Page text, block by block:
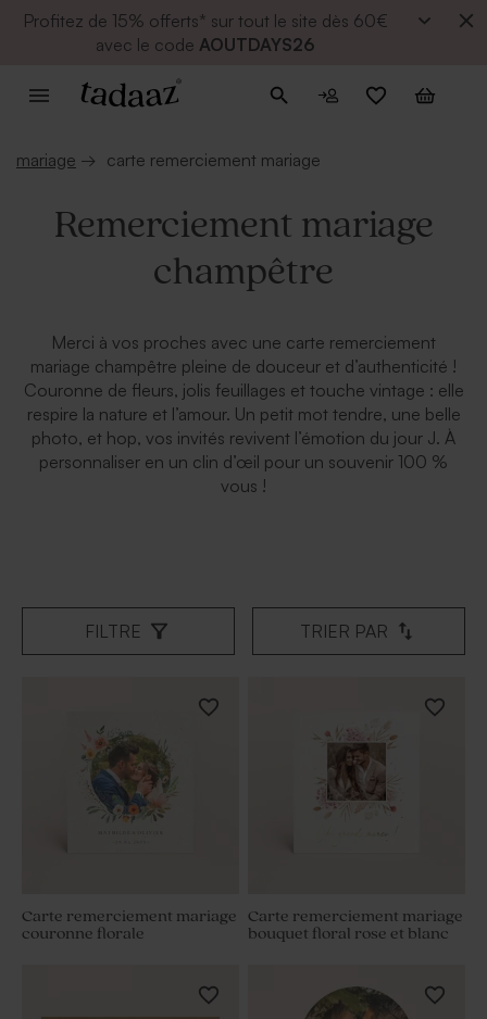
Profitez de 15% offerts* sur tout le site dès 60€
avec le code AOUTDAYS26
mariage → carte remerciement mariage
Remerciement mariage
champêtre
Merci à vos proches avec une carte remerciement
mariage champêtre pleine de douceur et d’authenticité !
Couronne de fleurs, jolis feuillages et touche vintage : elle
respire la nature et l’amour. Un petit mot tendre, une belle
photo, et hop, vos invités revivent l’émotion du jour J. À
personnaliser en un clin d’œil pour un souvenir 100 %
vous !
FILTRE TRIER PAR
Carte remerciement mariage
couronne florale
Carte remerciement mariage
bouquet floral rose et blanc